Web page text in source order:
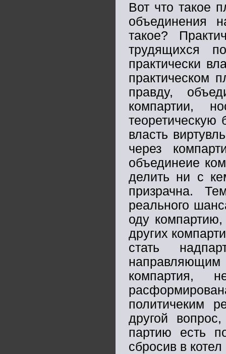
Вот что такое
объединения
такое?
трудящихся
практически
практическом
правду,
компартии,
власть
через
объединеие
делить ни с
призрачна.
реального
оду
других
стать
направляющим
компартия,
политичеким
другой
партию есть
сбросив в